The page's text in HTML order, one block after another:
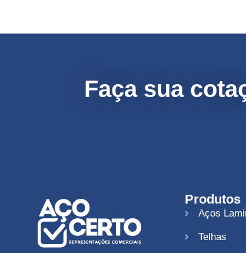
Faça sua
Produtos
Aços
Telhas